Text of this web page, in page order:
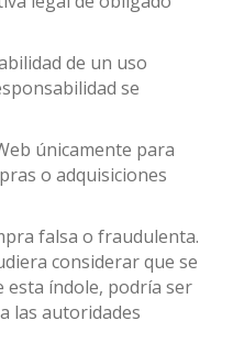
de un uso
se
únicamente para
o adquisiciones
falsa o fraudulenta.
considerar que se
esta índole, podría ser
las autoridades